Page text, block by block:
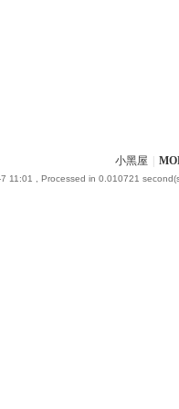
小黑屋
11:01 , Processed in 0.010721